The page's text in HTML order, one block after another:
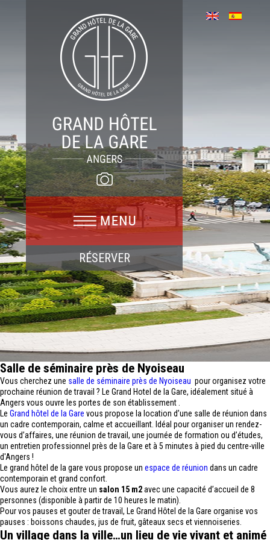
RÉSERVER
Salle de séminaire près de Nyoiseau
Vous cherchez une salle de séminaire près de Nyoiseau pour organisez votre
prochaine réunion de travail ? Le Grand Hotel de la Gare, idéalement situé à
Angers vous ouvre les portes de son établissement .
Le Grand hôtel de la Gare vous propose la location d’une salle de réunion dans
un cadre contemporain, calme et accueillant. Idéal pour organiser un rendez-
vous d’affaires, une réunion de travail, une journée de formation ou d’études,
un entretien professionnel près de la Gare et à 5 minutes à pied du centre-ville
d'Angers !
Le grand hôtel de la gare vous propose un espace de réunion dans un cadre
contemporain et grand confort.
Vous aurez le choix entre un salon 15 m2avec une capacité d’accueil de 8
personnes (disponible à partir de 10 heures le matin).
Pour vos pauses et gouter de travail, Le Grand Hôtel de la Gare organise vos
pauses : boissons chaudes, jus de fruit, gâteaux secs et viennoiseries.
Un village dans la ville…un lieu de vie vivant et animé